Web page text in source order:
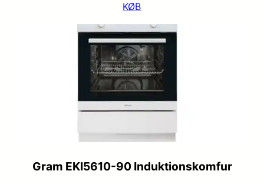
KØB
Gram EKI5610-90 Induktionskomfur